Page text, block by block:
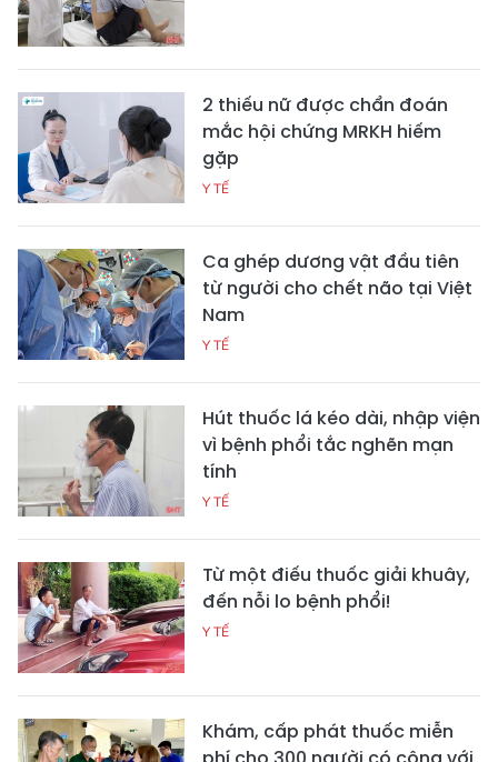
2 thiếu nữ được chẩn đoán
mắc hội chứng MRKH hiếm
gặp
Y TẾ
Ca ghép dương vật đầu tiên
từ người cho chết não tại Việt
Nam
Y TẾ
Hút thuốc lá kéo dài, nhập viện
vì bệnh phổi tắc nghẽn mạn
tính
Y TẾ
Từ một điếu thuốc giải khuây,
đến nỗi lo bệnh phổi!
Y TẾ
Khám, cấp phát thuốc miễn